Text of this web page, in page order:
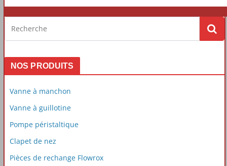
NOS PRODUITS
Vanne à manchon
Vanne à guillotine
Pompe péristaltique
Clapet de nez
Pièces de rechange Flowrox